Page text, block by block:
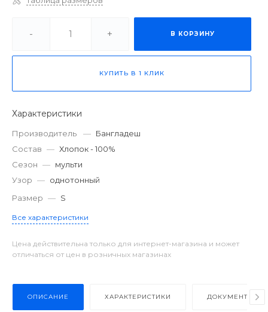
- + В КОРЗИНУ
КУПИТЬ В 1 КЛИК
Характеристики
Производитель — Бангладеш
Состав — Хлопок - 100%
Сезон — мульти
Узор — однотонный
Размер — S
Все характеристики
Цена действительна только для интернет-магазина и может
отличаться от цен в розничных магазинах
ОПИСАНИЕ ХАРАКТЕРИСТИКИ ДОКУМЕНТЫ